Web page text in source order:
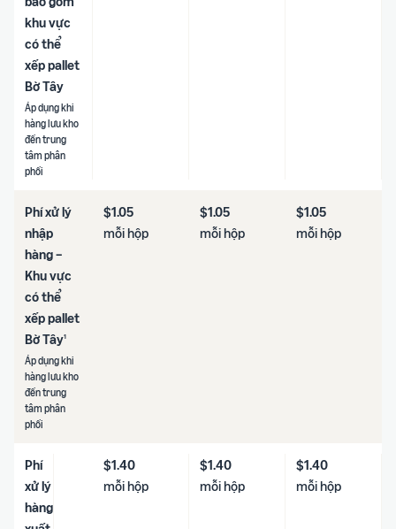
khu vực
có thể
xếp pallet
Bờ Tây
Áp dụng khi
hàng lưu kho
đến trung
tâm phân
phối
Phí xử lý
nhập
hàng –
Khu vực
có thể
xếp pallet
Bờ Tây1
Áp dụng khi
hàng lưu kho
đến trung
tâm phân
phối
$1.05
mỗi hộp
$1.05
mỗi hộp
$1.05
mỗi hộp
Phí
xử lý
hàng
$1.40
mỗi hộp
$1.40
mỗi hộp
$1.40
mỗi hộp